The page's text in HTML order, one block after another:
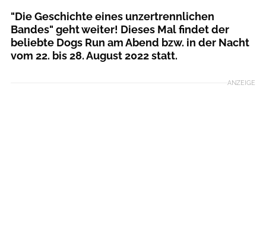
"Die Geschichte eines unzertrennlichen
Bandes" geht weiter! Dieses Mal findet der
beliebte Dogs Run am Abend bzw. in der Nacht
vom 22. bis 28. August 2022 statt.
ANZEIGE